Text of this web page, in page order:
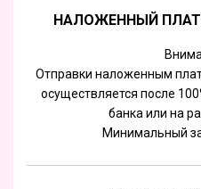
НАЛОЖЕННЫЙ
Отправки наложенным
осуществляется после
банка или на
Минимальный